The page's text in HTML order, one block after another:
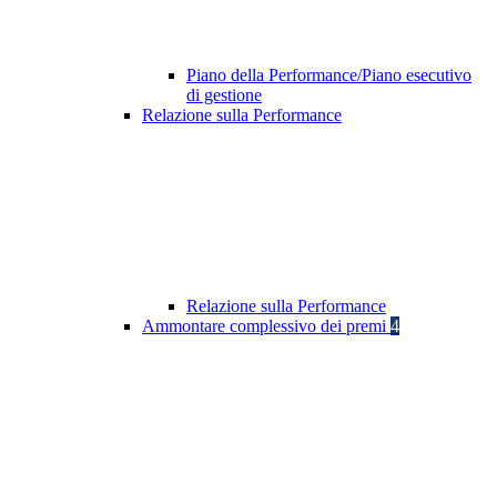
Piano della Performance/Piano esecutivo
di gestione
Relazione sulla Performance
Relazione sulla Performance
Ammontare complessivo dei premi 4